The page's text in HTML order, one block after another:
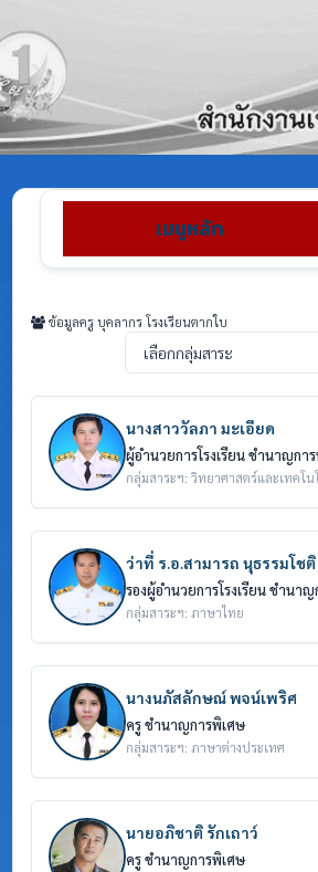
เมนูหลัก
ข้อมูลครู บุคลากร โรงเรียนตากใบ
นางสาววัลภา มะเอียด
ผู้อำนวยการโรงเรียน ชำนาญกา
กลุ่มสาระฯ: วิทยาศาสตร์และเทคโน
ว่าที่ ร.อ.สามารถ นุธรรมโชติ
รองผู้อำนวยการโรงเรียน ชำนา
กลุ่มสาระฯ: ภาษาไทย
นางนภัสลักษณ์ พจน์เพริศ
ครู ชำนาญการพิเศษ
กลุ่มสาระฯ: ภาษาต่างประเทศ
นายอภิชาติ รักเถาว์
ครู ชำนาญการพิเศษ